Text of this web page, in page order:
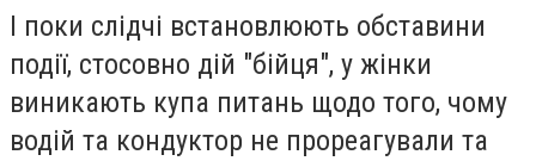
І поки слідчі встановлюють обставини
події, стосовно дій "бійця", у жінки
виникають купа питань щодо того, чому
водій та кондуктор не прореагували та